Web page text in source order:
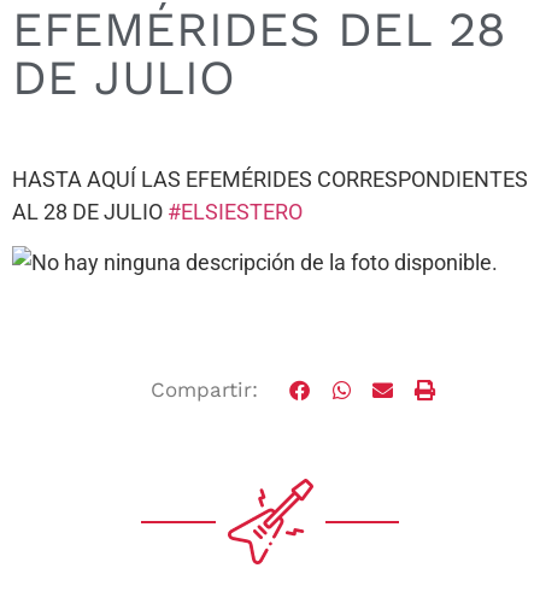
EFEMÉRIDES DEL 28
DE JULIO
HASTA AQUÍ LAS EFEMÉRIDES CORRESPONDIENTES
AL 28 DE JULIO #ELSIESTERO
Compartir: